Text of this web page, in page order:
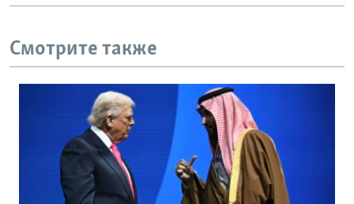
Смотрите также